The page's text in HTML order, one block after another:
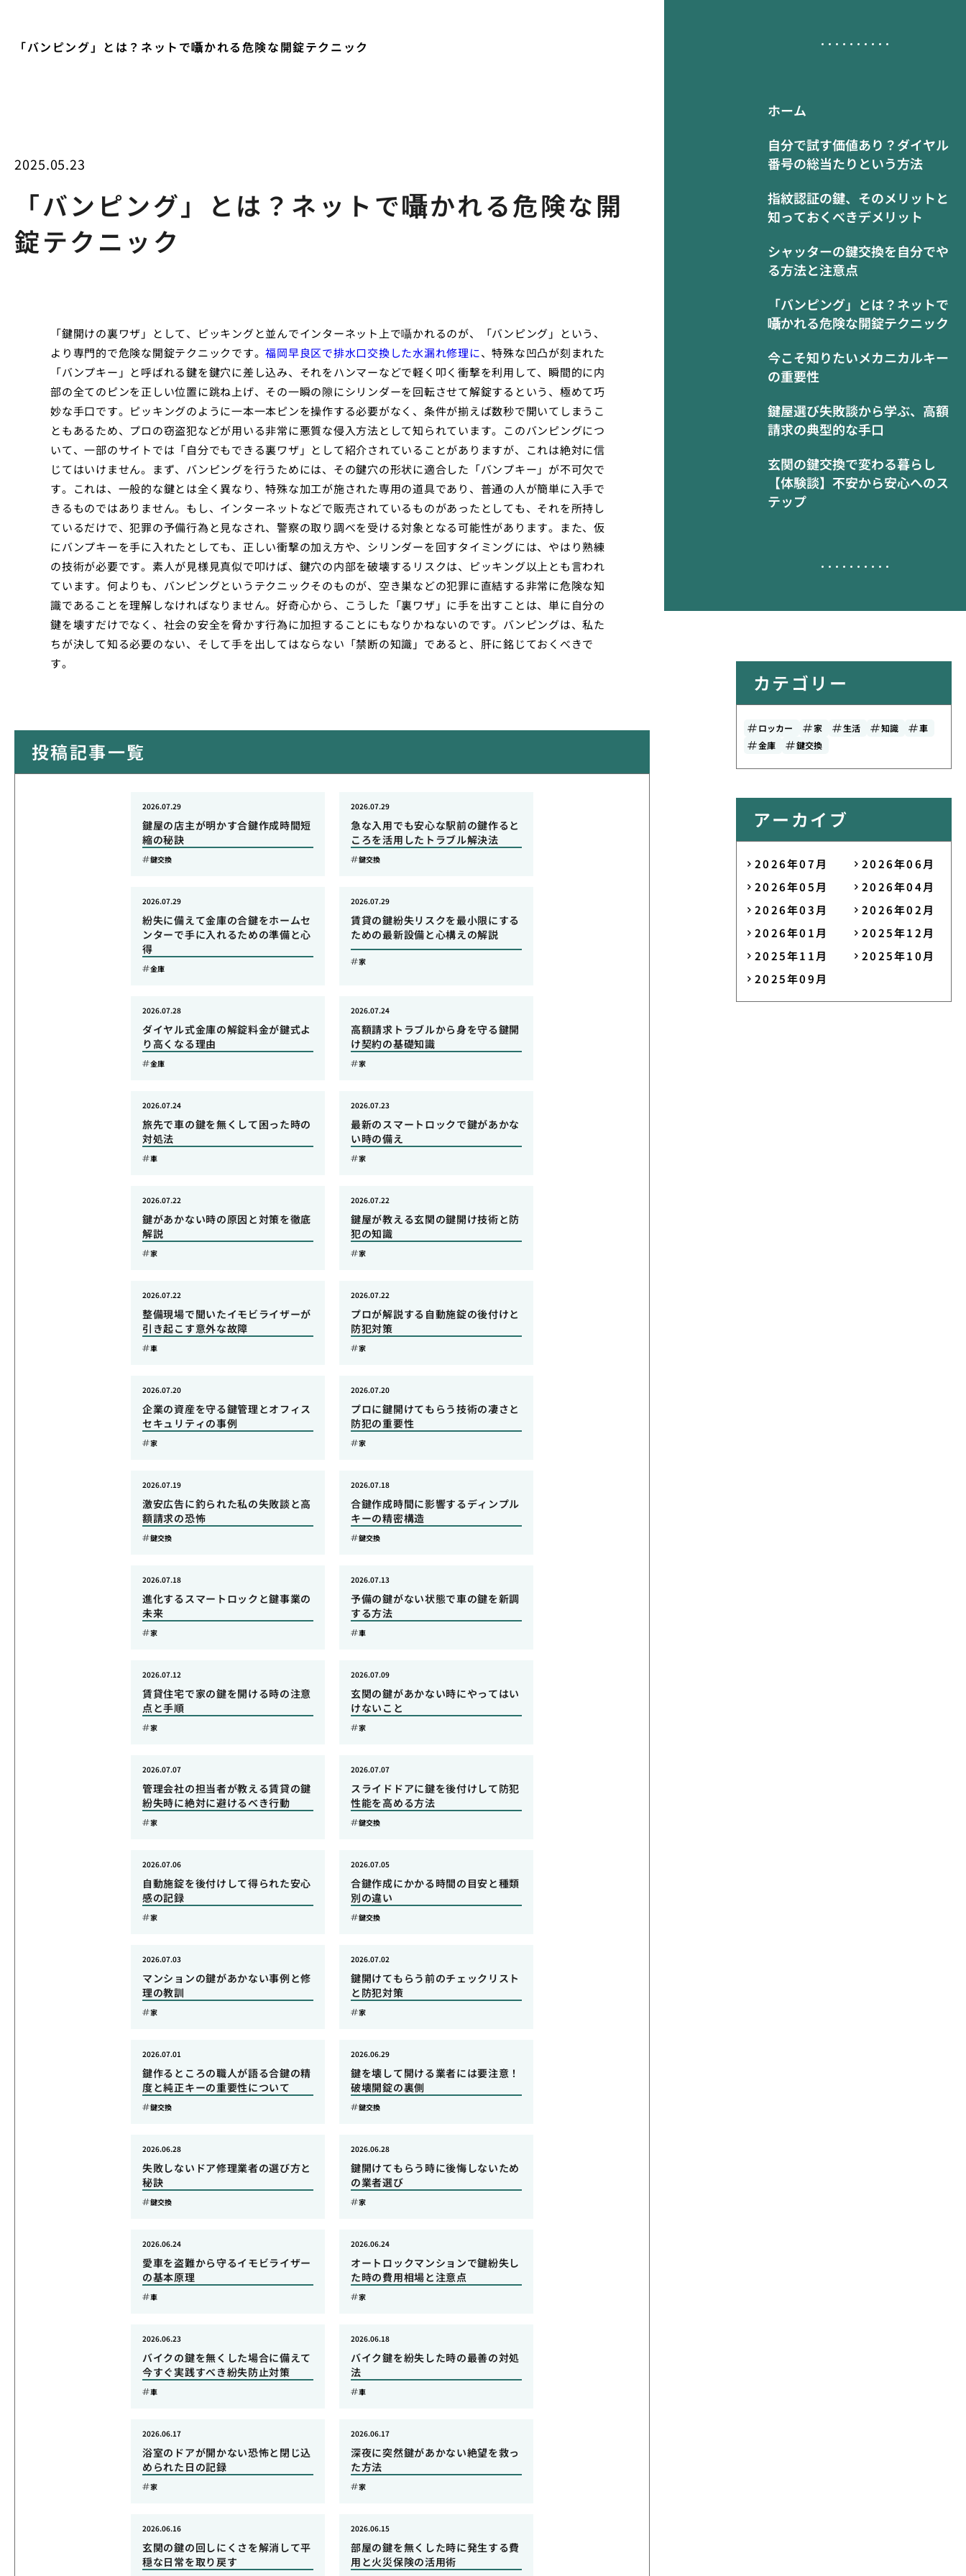
「バンピング」とは？ネットで囁かれる危険な開錠テクニック
ホーム
自分で試す価値あり？ダイヤル
番号の総当たりという方法
指紋認証の鍵、そのメリットと
知っておくべきデメリット
シャッターの鍵交換を自分でや
る方法と注意点
「バンピング」とは？ネットで
囁かれる危険な開錠テクニック
今こそ知りたいメカニカルキー
の重要性
鍵屋選び失敗談から学ぶ、高額
請求の典型的な手口
玄関の鍵交換で変わる暮らし
【体験談】不安から安心へのス
テップ
2025.05.23
「バンピング」とは？ネットで囁かれる危険な開
錠テクニック
「鍵開けの裏ワザ」として、ピッキングと並んでインターネット上で囁かれるのが、「バンピング」という、
より専門的で危険な開錠テクニックです。福岡早良区で排水口交換した水漏れ修理に、特殊な凹凸が刻まれた
「バンプキー」と呼ばれる鍵を鍵穴に差し込み、それをハンマーなどで軽く叩く衝撃を利用して、瞬間的に内
部の全てのピンを正しい位置に跳ね上げ、その一瞬の隙にシリンダーを回転させて解錠するという、極めて巧
妙な手口です。ピッキングのように一本一本ピンを操作する必要がなく、条件が揃えば数秒で開いてしまうこ
ともあるため、プロの窃盗犯などが用いる非常に悪質な侵入方法として知られています。このバンピングにつ
いて、一部のサイトでは「自分でもできる裏ワザ」として紹介されていることがありますが、これは絶対に信
じてはいけません。まず、バンピングを行うためには、その鍵穴の形状に適合した「バンプキー」が不可欠で
す。これは、一般的な鍵とは全く異なり、特殊な加工が施された専用の道具であり、普通の人が簡単に入手で
きるものではありません。もし、インターネットなどで販売されているものがあったとしても、それを所持し
ているだけで、犯罪の予備行為と見なされ、警察の取り調べを受ける対象となる可能性があります。また、仮
にバンプキーを手に入れたとしても、正しい衝撃の加え方や、シリンダーを回すタイミングには、やはり熟練
の技術が必要です。素人が見様見真似で叩けば、鍵穴の内部を破壊するリスクは、ピッキング以上とも言われ
ています。何よりも、バンピングというテクニックそのものが、空き巣などの犯罪に直結する非常に危険な知
識であることを理解しなければなりません。好奇心から、こうした「裏ワザ」に手を出すことは、単に自分の
鍵を壊すだけでなく、社会の安全を脅かす行為に加担することにもなりかねないのです。バンピングは、私た
ちが決して知る必要のない、そして手を出してはならない「禁断の知識」であると、肝に銘じておくべきで
す。
投稿記事一覧
鍵屋の店主が明かす合鍵作成時間短
縮の秘訣
2026.07.29
鍵交換
急な入用でも安心な駅前の鍵作ると
ころを活用したトラブル解決法
2026.07.29
鍵交換
紛失に備えて金庫の合鍵をホームセ
ンターで手に入れるための準備と心
得
2026.07.29
金庫
賃貸の鍵紛失リスクを最小限にする
ための最新設備と心構えの解説
2026.07.29
家
ダイヤル式金庫の解錠料金が鍵式よ
り高くなる理由
2026.07.28
金庫
高額請求トラブルから身を守る鍵開
け契約の基礎知識
2026.07.24
家
旅先で車の鍵を無くして困った時の
対処法
2026.07.24
車
最新のスマートロックで鍵があかな
い時の備え
2026.07.23
家
鍵があかない時の原因と対策を徹底
解説
2026.07.22
家
鍵屋が教える玄関の鍵開け技術と防
犯の知識
2026.07.22
家
整備現場で聞いたイモビライザーが
引き起こす意外な故障
2026.07.22
車
プロが解説する自動施錠の後付けと
防犯対策
2026.07.22
家
企業の資産を守る鍵管理とオフィス
セキュリティの事例
2026.07.20
家
プロに鍵開けてもらう技術の凄さと
防犯の重要性
2026.07.20
家
激安広告に釣られた私の失敗談と高
額請求の恐怖
2026.07.19
鍵交換
合鍵作成時間に影響するディンプル
キーの精密構造
2026.07.18
鍵交換
進化するスマートロックと鍵事業の
未来
2026.07.18
家
予備の鍵がない状態で車の鍵を新調
する方法
2026.07.13
車
賃貸住宅で家の鍵を開ける時の注意
点と手順
2026.07.12
家
玄関の鍵があかない時にやってはい
けないこと
2026.07.09
家
管理会社の担当者が教える賃貸の鍵
紛失時に絶対に避けるべき行動
2026.07.07
家
スライドドアに鍵を後付けして防犯
性能を高める方法
2026.07.07
鍵交換
自動施錠を後付けして得られた安心
感の記録
2026.07.06
家
合鍵作成にかかる時間の目安と種類
別の違い
2026.07.05
鍵交換
マンションの鍵があかない事例と修
理の教訓
2026.07.03
家
鍵開けてもらう前のチェックリスト
と防犯対策
2026.07.02
家
鍵作るところの職人が語る合鍵の精
度と純正キーの重要性について
2026.07.01
鍵交換
鍵を壊して開ける業者には要注意！
破壊開錠の裏側
2026.06.29
鍵交換
失敗しないドア修理業者の選び方と
秘訣
2026.06.28
鍵交換
鍵開けてもらう時に後悔しないため
の業者選び
2026.06.28
家
愛車を盗難から守るイモビライザー
の基本原理
2026.06.24
車
オートロックマンションで鍵紛失し
た時の費用相場と注意点
2026.06.24
家
バイクの鍵を無くした場合に備えて
今すぐ実践すべき紛失防止対策
2026.06.23
車
バイク鍵を紛失した時の最善の対処
法
2026.06.18
車
浴室のドアが開かない恐怖と閉じ込
められた日の記録
2026.06.17
家
深夜に突然鍵があかない絶望を救っ
た方法
2026.06.17
家
玄関の鍵の回しにくさを解消して平
穏な日常を取り戻す
2026.06.16
部屋の鍵を無くした時に発生する費
用と火災保険の活用術
2026.06.15
カテゴリー
ロッカー 家 生活 知識
車
金庫
鍵交換
アーカイブ
2026年07月
2026年06月
2026年05月
2026年04月
2026年03月
2026年02月
2026年01月
2025年12月
2025年11月
2025年10月
2025年09月